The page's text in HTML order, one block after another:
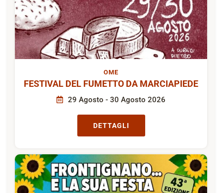
OME
FESTIVAL DEL FUMETTO DA MARCIAPIEDE
29 Agosto - 30 Agosto 2026
DETTAGLI